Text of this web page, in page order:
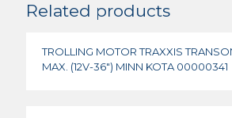
Related products
TROLLING MOTOR TRAXXIS
MAX. (12V-36″) MINN KOTA 00000341